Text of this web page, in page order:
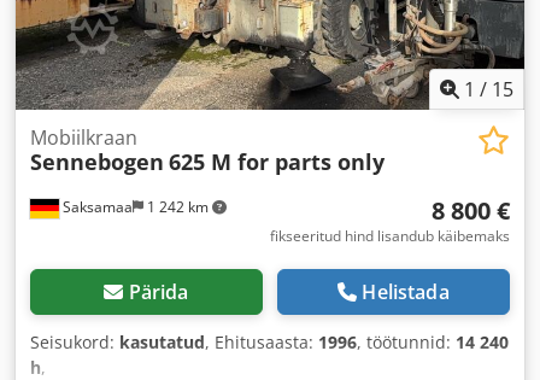
1 / 15
Saksamaa 1 242 km
Mobiilkraan
Sennebogen 625 M for parts only
8 800 €
fikseeritud hind lisandub käibemaks
Pärida Helistada
Seisukord: kasutatud, Ehitusaasta: 1996, töötunnid: 14 240
h,